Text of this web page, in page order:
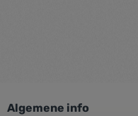
Algemene info